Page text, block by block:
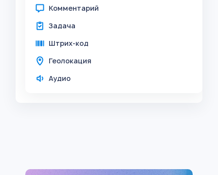
Комментарий
Задача
Штрих-код
Геолокация
Аудио